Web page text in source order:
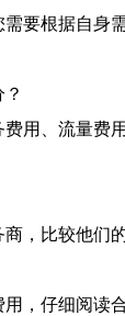
要根据自身
用、流量
，比较他们
，仔细阅读